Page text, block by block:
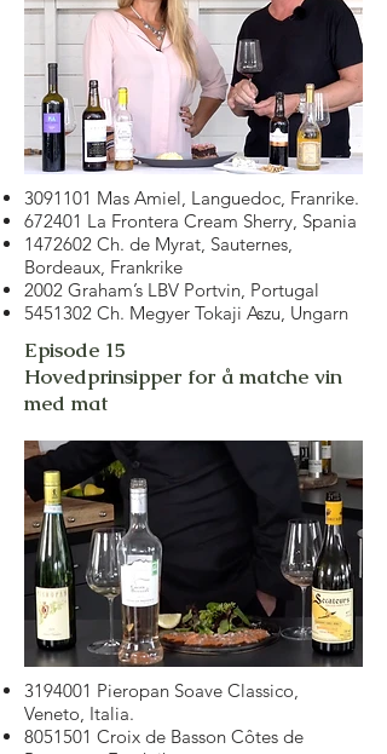
3091101 Mas Amiel, Languedoc, Franrike.
672401 La Frontera Cream Sherry, Spania
1472602 Ch. de Myrat, Sauternes,
Bordeaux, Frankrike
2002 Graham’s LBV Portvin, Portugal
5451302 Ch. Megyer Tokaji Aszu, Ungarn
Episode 15
Hovedprinsipper for å matche vin
med mat
3194001 Pieropan Soave Classico,
Veneto, Italia.
8051501 Croix de Basson Côtes de